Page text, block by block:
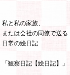
私と私の家族、
または会社の同僚で送る
日常の絵日記
「観察日記【絵日記】」